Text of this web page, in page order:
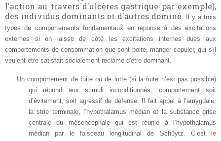
l'action au travers d'ulcères gastrique par exemple),
des individus dominants et d'autres dominé.
Il y a trois
types de comportements fondamentaux en reponse à des excitations
externes si on laisse de côté les excitations internes dues aux
comportements de consommation que sont boire, manger copuler, qui s'il
veulent être satisfait socialement reclame d'être dominant.
Un comportement de fuite ou de lutte (si la fuite n’est pas possible)
qui répond aux stimuli inconditionnés, comportement soit
d’évitement, soit agressif de défense. Il fait appel à l’amygdale,
la strie terminale, l’hypothalamus médian et la substance grise
centrale du mésencéphale qui est réunie à l’hypothalamus
médian par le faisceau longitudinal de Schüytz. C’est le